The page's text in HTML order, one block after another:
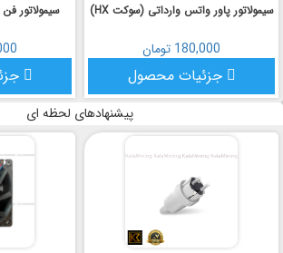
سیمولاتور پاور واتس وارداتی (سوکت HX)
180,000 تومان
جزئیات محصول
سیمولاتور فن
پیشنهادهای لحظه ای